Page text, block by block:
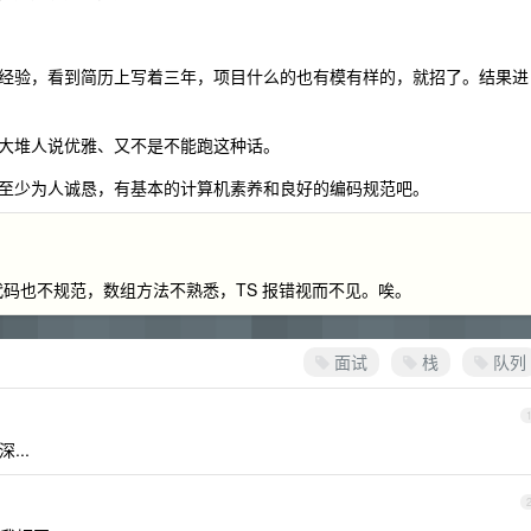
验，看到简历上写着三年，项目什么的也有模有样的，就招了。结果进
人说优雅、又不是不能跑这种话。
为人诚恳，有基本的计算机素养和良好的编码规范吧。
也不规范，数组方法不熟悉，TS 报错视而不见。唉。
面试 栈 队列
1
...
2